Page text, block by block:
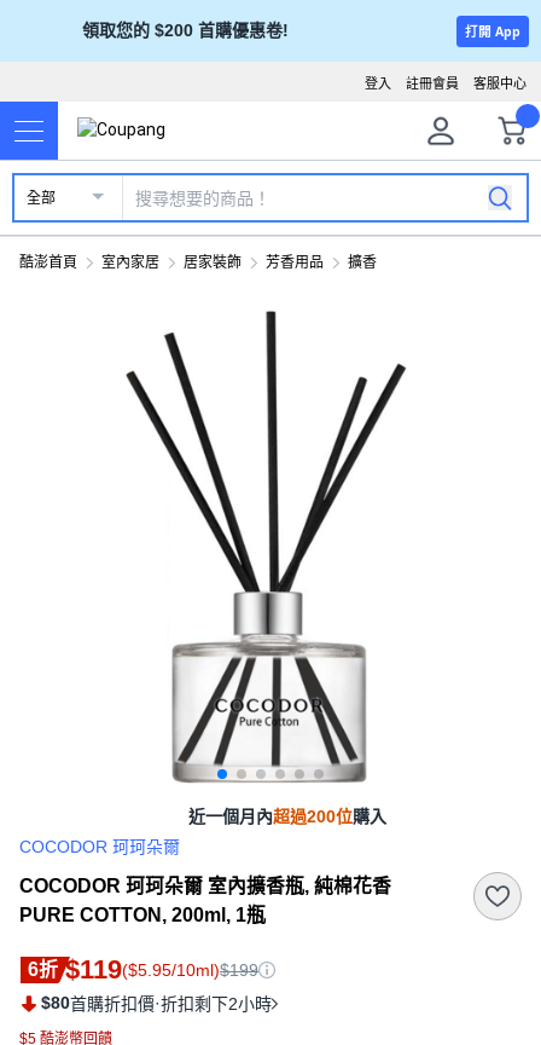
領取您的 $200 首購優惠卷! 打開 App
客服中心
註冊會員
登入
全部
酷澎首頁 室內家居 居家裝飾 芳香用品 擴香
近一個月內超過200位購入
COCODOR 珂珂朵爾
COCODOR 珂珂朵爾 室內擴香瓶, 純棉花香
PURE COTTON, 200ml, 1瓶
6折 $119($5.95/10ml)$199
$80首購折扣價·折扣剩下2小時
$5 酷澎幣回饋